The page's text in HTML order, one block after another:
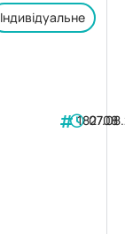
Індивідуальне
182708